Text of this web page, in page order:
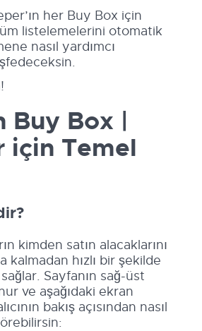
her Buy Box için
listelemelerini otomatik
nasıl yardımcı
Buy Box |
için Temel
kimden satın alacaklarını
kalmadan hızlı bir şekilde
sağlar. Sayfanın sağ-üst
ve aşağıdaki ekran
bakış açısından nasıl